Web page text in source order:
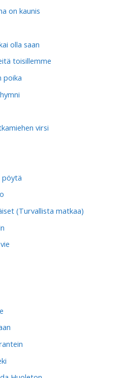
on kaunis
olla saan
toisillemme
poika
virsi
pöytä
(Turvallista matkaa)